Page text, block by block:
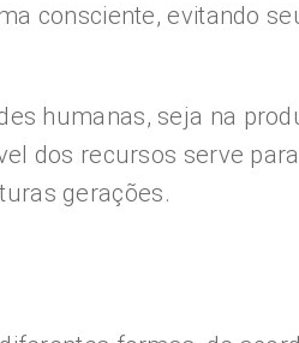
consciente, evitando
humanas, seja na
dos recursos serve
gerações.